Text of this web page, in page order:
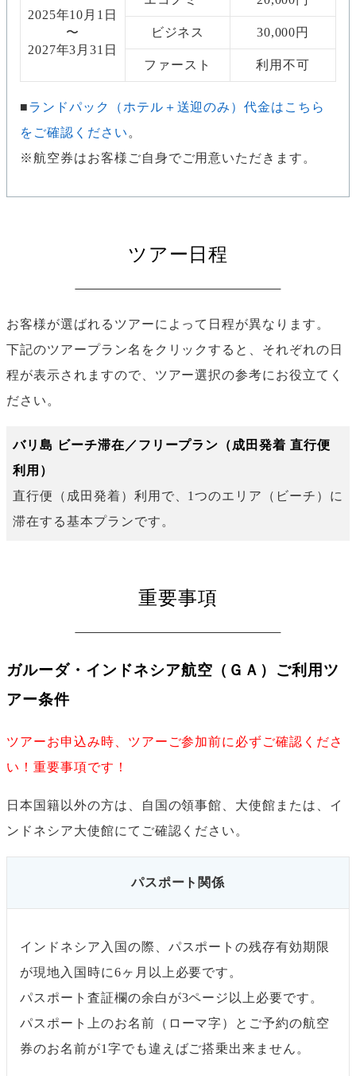
2025年10月1日
〜
2027年3月31日
ビジネス 30,000円
ファースト 利用不可
ランドパック（ホテル＋送迎のみ）代金はこちら
をご確認ください 。
※航空券はお客様ご自身でご用意いただきます。
ツアー日程
お客様が選ばれるツアーによって日程が異なります。
下記のツアープラン名をクリックすると、それぞれの日
程が表示されますので、ツアー選択の参考にお役立てく
ださい。
バリ島 ビーチ滞在／フリープラン（成田発着 直行便
利用）
直行便（成田発着）利用で、1つのエリア（ビーチ）に
滞在する基本プランです。
重要事項
ガルーダ・インドネシア航空（ＧＡ）ご利用ツ
アー条件
ツアーお申込み時、ツアーご参加前に必ずご確認くださ
い！重要事項です！
日本国籍以外の方は、自国の領事館、大使館または、イ
ンドネシア大使館にてご確認ください。
パスポート関係
インドネシア入国の際、パスポートの残存有効期限
が現地入国時に6ヶ月以上必要です。
パスポート査証欄の余白が3ページ以上必要です。
パスポート上のお名前（ローマ字）とご予約の航空
券のお名前が1字でも違えばご搭乗出来ません。